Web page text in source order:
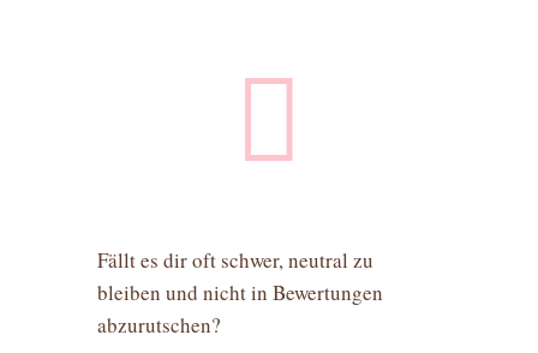

Fällt es dir oft schwer, neutral zu
bleiben und nicht in Bewertungen
abzurutschen?